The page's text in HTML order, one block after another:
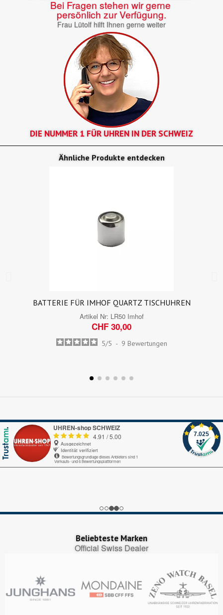
Bei Fragen stehen wir gerne
persönlich zur Verfügung.
Frau Lütolf hilft Ihnen gerne weiter
DIE NUMMER 1 FÜR UHREN IN DER SCHWEIZ
Ähnliche Produkte entdecken
BATTERIE FÜR IMHOF QUARTZ TISCHUHREN
Artikel Nr: LR50 Imhof
CHF 30,00
5/5 - 9 Bewertungen
UHREN-shop SCHWEIZ
4.91 /5.00
Ausgezeichnet
Identität verifiziert
Bewertungsgrundlage dieses Anbieters sind 1
Verkaufs- und 6 Bewertungsplattformen
7.025
Beliebteste Marken
Official Swiss Dealer